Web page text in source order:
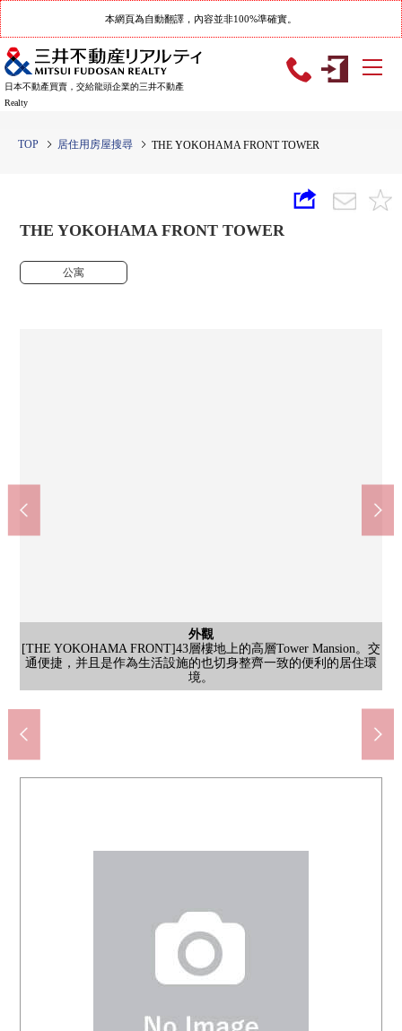
本網頁為自動翻譯，內容並非100%準確實。
日本不動產買賣，交給龍頭企業的三井不動產
Realty
TOP 居住用房屋搜尋 THE YOKOHAMA FRONT TOWER
THE YOKOHAMA FRONT TOWER
公寓
外觀
[THE YOKOHAMA FRONT]43層樓地上的高層Tower Mansion。交
通便捷，并且是作為生活設施的也切身整齊一致的便利的居住環
境。
外觀
[當地外觀照片]能和重要的寵物一起渡過的寵物飼養是可以的
Mansion(有飼養細則)。
外觀
[當地外觀照片]夜也映照的時尚的外觀。因為離車站近所以變得晚
的日的歸途能用工作順利回家。
洗臉
收納
洗臉
洗臉
公共汽車
公共汽車
公共汽車
廁所
廁所
廁所
室內
室內
收納
陽台
陽台
風景
風景
門口
門口
收納
入口
[入口]是有穩重的感的門被設立的精彩地有魅力的入口。經過提煉
的設計被從入口采用。
入口
[電梯間]像海外的飯店那樣的漂亮的電梯間。等候時間也是不煩惱
的時尚的空間。
共有部分
[海灣View休息室]從在39樓的海灣View休息室，能眺望橫濱港、海
灣大橋。
共有部分
[海灣View休息室]廚房被在海灣View休息室設置。好像也能靈活運
用於家派對(包租時預約關鍵)。
共有部分
[雪茄房]過熱式香煙能吸煙的雪茄房。被在成熟穩重的色調的牆和
地板收集，sutandinguteburu被設置。
共有部分
[洗衣槽房]被大型的洗衣機、烘乾機設置復數幾台。從窗進入自然
光，明亮地是有幹凈的感的空間。
共有部分
[工作Place]在共用部，有鑰匙的包廂被設立6個房間，在遠隔工作
或者學習等的多目的可以使用。
大廳
[大廳]在變得想邀請客人的開放對象寬敞的大廳。為始自於窗的采
光被確保是容易明亮地渡過的空間。
共有部分
[圖書沙龍]是用安靜的氣氛舒服的空間。幾個供遠隔工作使用的小
房間被設置。
共有部分
[Fitness Room]能不論什麼時候用於假日以及工作結束，家務的間
歇的改換心情。有氧派機器或者肌肉力量提高機器等的各種各樣
的設備準備齊全。
共有部分
[Terrace休息室]從兒童樂園區，派對休息室連接起來的Terrace休息
室。是大的樹木和四季各有特色的草花溢出來的安慰的空間。
共有部分
[兒童樂園區]連環畫或者兒童書被多數湊齊。書架的內部有供小的
孩子使用的遊戲空白。
外觀
外觀
外觀
外觀
外觀
其他當地
其他當地
其他當地
其他當地
停車場
文化堂shiaru橫濱Annex店(約80m)
步行1分鐘。
橫濱市立青木小學(約630m)
步行8分鐘。
橫濱市立栗田谷中學(約1200m)
步行15分鐘。
Create Ｓ·Ｄ橫濱鶴屋町商店(約120m)
步行2分鐘。
全家便利店鶴屋町商店(約120m)
步行2分鐘。
NEWoMan橫濱(約240m)
步行3分鐘。
友都八喜多媒體橫濱(約380m)
步行5分鐘。
橫濱鶴屋町郵局(約180m)
步行3分鐘。